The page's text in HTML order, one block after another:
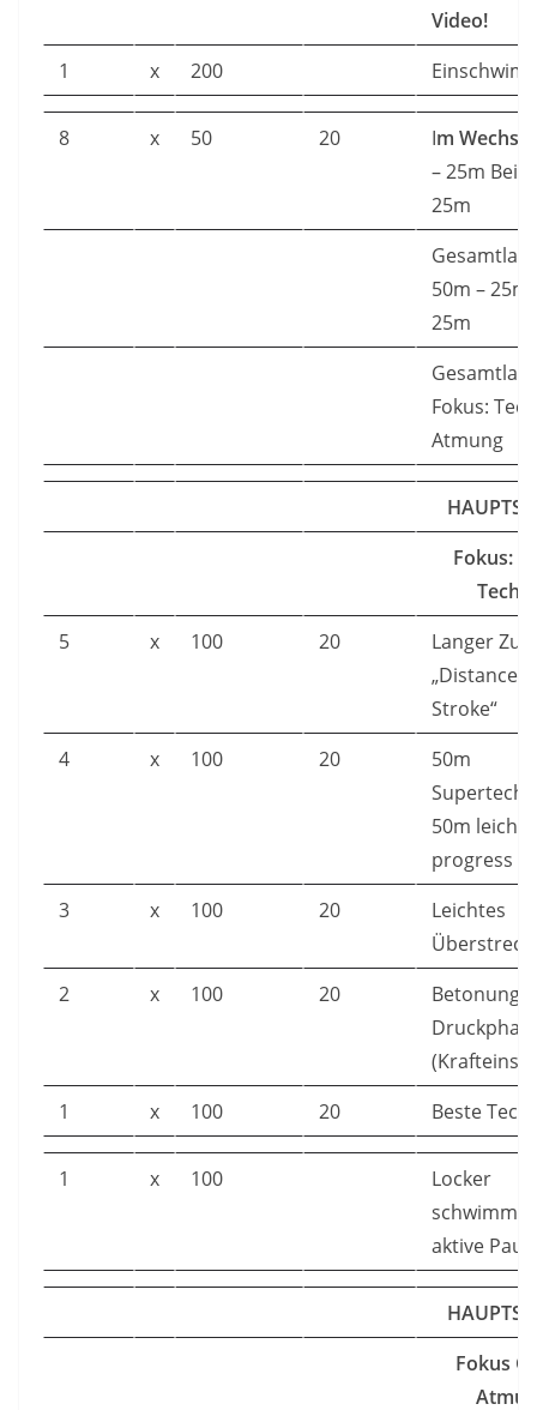
Video!
1
x 200
8 x 50 20 Im
– 25m
25m
50m – 25m
25m
Fokus:
Atmung
Fokus:
5
x 100 20
Langer Zug
„Distance
Stroke“
4
x 100 20
50m
50m leicht
progress
3
x 100 20
Leichtes
2
x 100 20
Betonung
1
x 100 20 Beste
1 x 100
Locker
aktive
Fokus